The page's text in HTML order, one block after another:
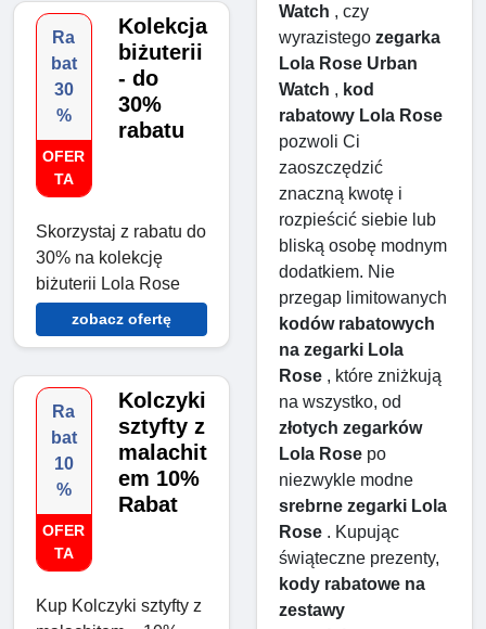
Ra
bat
30
%
OFER
TA
Kolekcja
biżuterii
- do
30%
rabatu
Skorzystaj z rabatu do
30% na kolekcję
biżuterii Lola Rose
zobacz ofertę
Ra
bat
10
%
OFER
TA
Kolczyki
sztyfty z
malachit
em 10%
Rabat
Kup Kolczyki sztyfty z
Watch , czy
wyrazistego zegarka
Lola Rose Urban
Watch , kod
rabatowy Lola Rose
pozwoli Ci
zaoszczędzić
znaczną kwotę i
rozpieścić siebie lub
bliską osobę modnym
dodatkiem. Nie
kodów rabatowych
na zegarki Lola
Rose , które zniżkują
złotych zegarków
Lola Rose po
srebrne zegarki Lola
Rose . Kupując
kody rabatowe na
zestawy